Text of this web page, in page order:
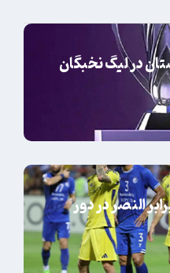
در لیگ نخبگان
النصر در دور